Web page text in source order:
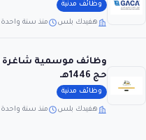
وظائف مدنية
هفيدك بلس منذ سنة واحدة
وظائف موسمية شاغرة
حج 1446هـ
وظائف مدنية
هفيدك بلس منذ سنة واحدة